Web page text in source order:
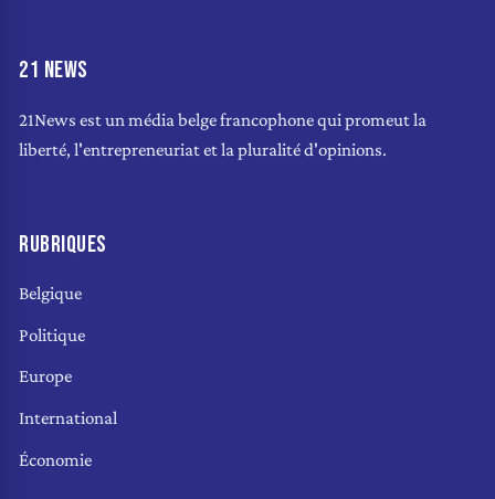
21 NEWS
21News est un média belge francophone qui promeut la
liberté, l'entrepreneuriat et la pluralité d'opinions.
RUBRIQUES
Belgique
Politique
Europe
International
Économie